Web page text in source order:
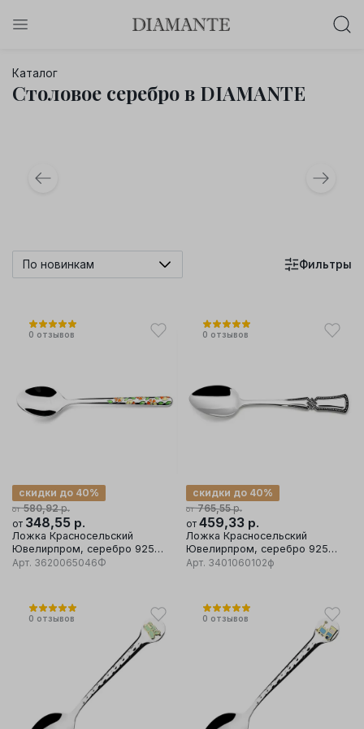
0 : 0 0 : 0
Каталог
Столовое серебро в DIAMANTE
По новинкам Фильтры
0 отзывов
от 580,92р.
скидки до 40%
от 348,55 р.
Ложка Красносельский
Ювелирпром, серебро 925
проба
Арт. 3620065046Ф
0 отзывов
от 765,55р.
скидки до 40%
от 459,33 р.
Ложка Красносельский
Ювелирпром, серебро 925
проба
Арт. 3401060102ф
0 отзывов 0 отзывов